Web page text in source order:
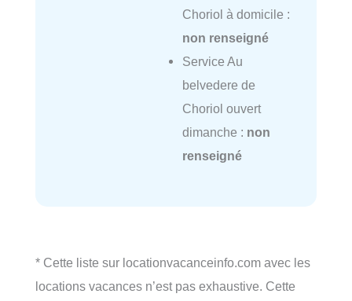
Choriol à domicile :
non renseigné
Service Au
belvedere de
Choriol ouvert
dimanche : non
renseigné
* Cette liste sur locationvacanceinfo.com avec les
locations vacances n’est pas exhaustive. Cette